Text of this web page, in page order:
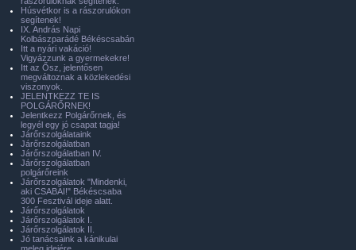
Húsvétkor is a rászorulókon
segítenek!
IX. András Napi
Kolbászparádé Békéscsabán
Itt a nyári vakáció!
Vigyázzunk a gyermekekre!
Itt az Ősz, jelentősen
megváltoznak a közlekedési
viszonyok.
JELENTKEZZ TE IS
POLGÁRŐRNEK!
Jelentkezz Polgárőrnek, és
legyél egy jó csapat tagja!
Járőrszolgálataink
Járőrszolgálatban
Járőrszolgálatban IV.
Járőrszolgálatban
polgárőreink
Járőrszolgálatok "Mindenki,
aki CSABAI!" Békéscsaba
300 Fesztivál ideje alatt.
Járőrszolgálatok
Járőrszolgálatok I.
Járőrszolgálatok II.
Jó tanácsaink a kánikulai